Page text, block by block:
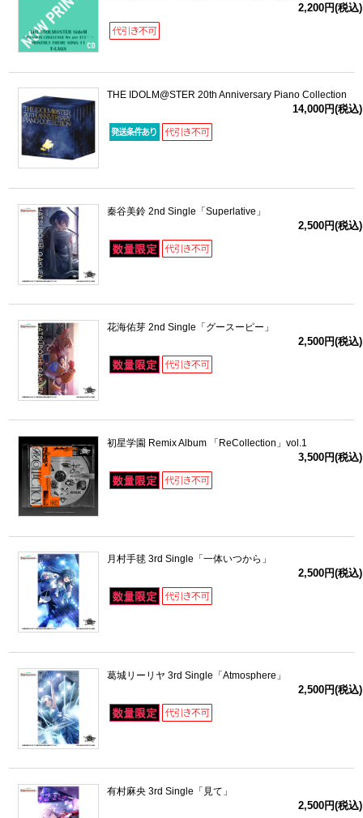
2,200円(税込)
THE IDOLM@STER 20th Anniversary Piano Collection
14,000円(税込)
秦谷美鈴 2nd Single「Superlative」
2,500円(税込)
花海佑芽 2nd Single「グースーピー」
2,500円(税込)
初星学園 Remix Album 「ReCollection」vol.1
3,500円(税込)
月村手毬 3rd Single「一体いつから」
2,500円(税込)
葛城リーリヤ 3rd Single「Atmosphere」
2,500円(税込)
有村麻央 3rd Single「見て」
2,500円(税込)